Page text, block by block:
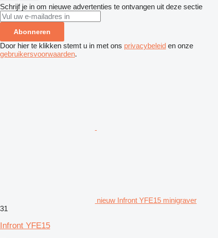
Schrijf je in om nieuwe advertenties te ontvangen uit deze sectie
Abonneren
Door hier te klikken stemt u in met ons privacybeleid en onze
gebruikersvoorwaarden.
nieuw Infront YFE15 minigraver
31
Infront YFE15